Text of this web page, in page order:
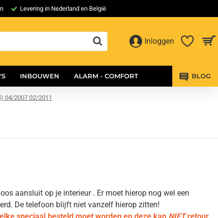
Levering in Nederland en België
Inloggen
INBOUWEN ALARM - COMFORT BLOG
04/2007 02/2011
aansluit op je interieur . Er moet hierop nog wel een
De telefoon blijft niet vanzelf hierop zitten!